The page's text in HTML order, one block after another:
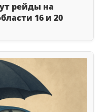
рейды на
16 и 20